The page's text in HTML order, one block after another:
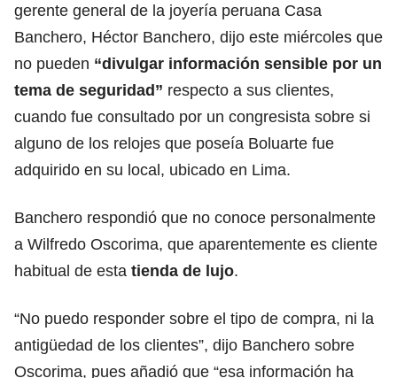
gerente general de la joyería peruana Casa
Banchero, Héctor Banchero, dijo este miércoles que
no pueden “divulgar información sensible por un
tema de seguridad” respecto a sus clientes,
cuando fue consultado por un congresista sobre si
alguno de los relojes que poseía Boluarte fue
adquirido en su local, ubicado en Lima.
Banchero respondió que no conoce personalmente
a Wilfredo Oscorima, que aparentemente es cliente
habitual de esta tienda de lujo.
“No puedo responder sobre el tipo de compra, ni la
antigüedad de los clientes”, dijo Banchero sobre
Oscorima, pues añadió que “esa información ha